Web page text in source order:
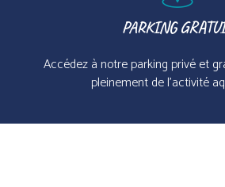
PARKING
Accédez à notre parking privé et
pleinement de l’activité